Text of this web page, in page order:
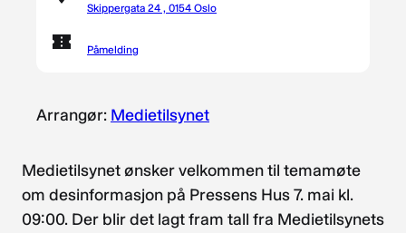
Skippergata 24 , 0154 Oslo
Påmelding
Arrangør: Medietilsynet
Medietilsynet ønsker velkommen til temamøte
om desinformasjon på Pressens Hus 7. mai kl.
09:00. Der blir det lagt fram tall fra Medietilsynets